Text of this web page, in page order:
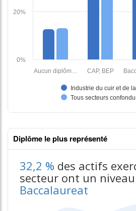
Diplôme le plus représenté
32,2 % des actifs
secteur ont un niveau
Baccalaureat